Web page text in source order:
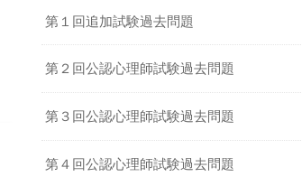
第１回追加試験過去問題
第２回公認心理師試験過去問題
第３回公認心理師試験過去問題
第４回公認心理師試験過去問題